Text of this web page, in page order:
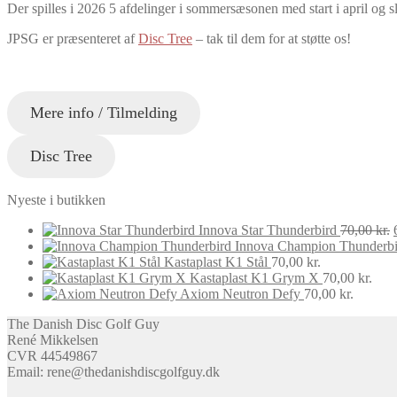
Der spilles i 2026 5 afdelinger i sommersæsonen med start i april og
JPSG er præsenteret afDisc Tree – tak til dem for at støtte os!
Mere info / Tilmelding
Disc Tree
Nyeste i butikken
Innova Star Thunderbird 70,00kr.
Innova Champion
Kastaplast K1 Stål 70,00 kr.
Kastaplast K1 Grym X 70,00 kr.
Axiom Neutron Defy 70,00 kr.
The Danish Disc Golf Guy
René Mikkelsen
CVR 44549867
Email: rene@thedanishdiscgolfguy.dk